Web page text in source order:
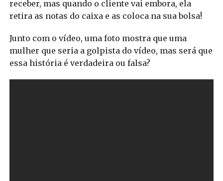
receber, mas quando o cliente vai embora, ela
retira as notas do caixa e as coloca na sua bolsa!
Junto com o vídeo, uma foto mostra que uma
mulher que seria a golpista do vídeo, mas será que
essa história é verdadeira ou falsa?